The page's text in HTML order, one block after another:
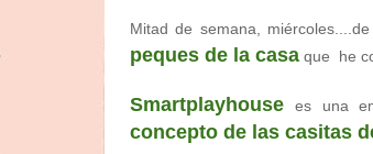
Mitad de semana,
peques de la casa que he
Smartplayhouse es una
concepto de las casitas